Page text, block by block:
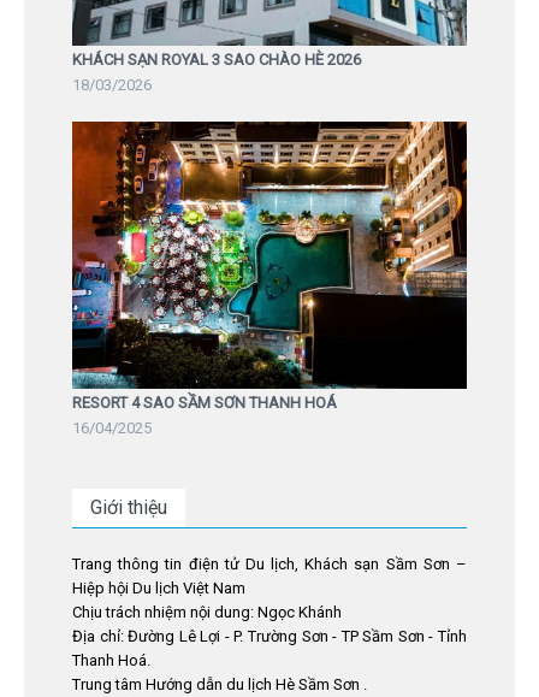
KHÁCH SẠN ROYAL 3 SAO CHÀO HÈ 2026
18/03/2026
RESORT 4 SAO SẦM SƠN THANH HOÁ
16/04/2025
Giới thiệu
Trang thông tin điện tử Du lịch, Khách sạn Sầm Sơn –
Hiệp hội Du lịch Việt Nam
Chịu trách nhiệm nội dung: Ngọc Khánh
Địa chỉ: Đường Lê Lợi - P. Trường Sơn - TP Sầm Sơn - Tỉnh
Thanh Hoá.
Trung tâm Hướng dẫn du lịch Hè Sầm Sơn .